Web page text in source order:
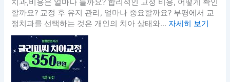
치과,비용은 얼마나 들까요? 합리적인 교정 비용, 어떻게 확인
할까요? 교정 후 유지 관리, 얼마나 중요할까요? 부평에서 교
정치과를 선택하는 것은 개인의 치아 상태와... 자세히 보기